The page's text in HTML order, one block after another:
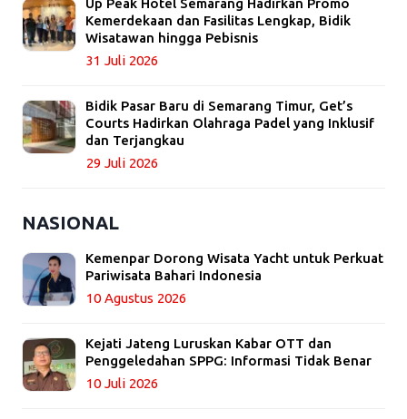
Up Peak Hotel Semarang Hadirkan Promo
Kemerdekaan dan Fasilitas Lengkap, Bidik
Wisatawan hingga Pebisnis
31 Juli 2026
Bidik Pasar Baru di Semarang Timur, Get’s
Courts Hadirkan Olahraga Padel yang Inklusif
dan Terjangkau
29 Juli 2026
NASIONAL
Kemenpar Dorong Wisata Yacht untuk Perkuat
Pariwisata Bahari Indonesia
10 Agustus 2026
Kejati Jateng Luruskan Kabar OTT dan
Penggeledahan SPPG: Informasi Tidak Benar
10 Juli 2026